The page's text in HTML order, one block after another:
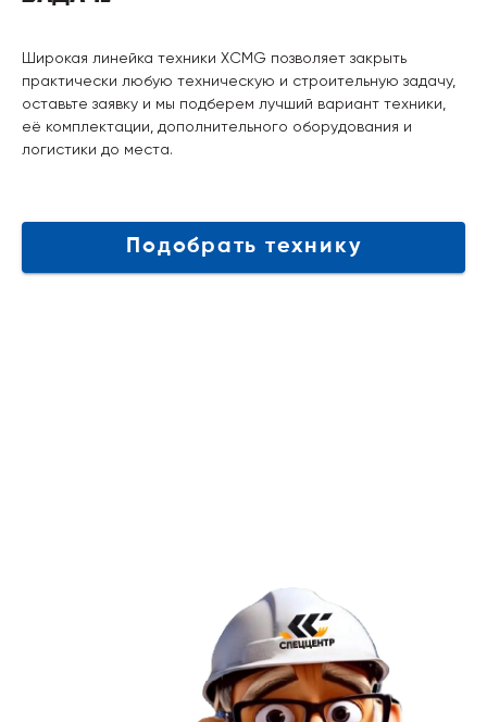
Широкая линейка техники XCMG позволяет закрыть
практически любую техническую и строительную задачу,
оставьте заявку и мы подберем лучший вариант техники,
её комплектации, дополнительного оборудования и
логистики до места.
Подобрать технику